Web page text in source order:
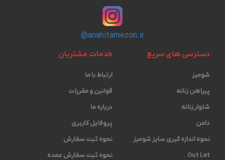
@anahitamezon.ir
دسترسی های سریع
شومیز
پیراهن زنانه
شلوار زنانه
دامن
نحوه اندازه گیری ‫سایز شومیز
Out Let
خدمات مشتریان
ارتباط با ما
قوانین و مقررات
درباره ما
پروفایل کاربری
نحوه ثبت سفارش
نحوه ثبت سفارش عمده